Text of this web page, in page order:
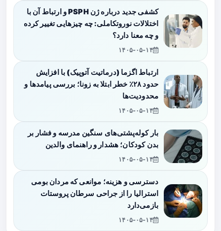
کشفی جدید درباره ژن PSPH و ارتباط آن با
اختلالات نوروتکاملی: چه چیزهایی تغییر کرده
و چه معنا دارد؟
۱۴۰۵-۰۵-۱۴
ارتباط اگزما (درماتیت آتوپیک) با افزایش
حدود ۲۸٪ خطر ابتلا به زونا؛ بررسی پیامدها و
محدودیت‌ها
۱۴۰۵-۰۵-۱۴
بار کوله‌پشتی‌های سنگین مدرسه و فشار بر
بدن کودکان؛ هشدار و راهنمای والدین
۱۴۰۵-۰۵-۱۴
دسترسی و هزینه؛ موانعی که مردان بومی
استرالیا را از جراحی سرطان پروستات
بازمی‌دارد
۱۴۰۵-۰۵-۱۴